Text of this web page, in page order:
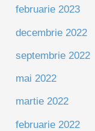
februarie 2023
decembrie 2022
septembrie 2022
mai 2022
martie 2022
februarie 2022